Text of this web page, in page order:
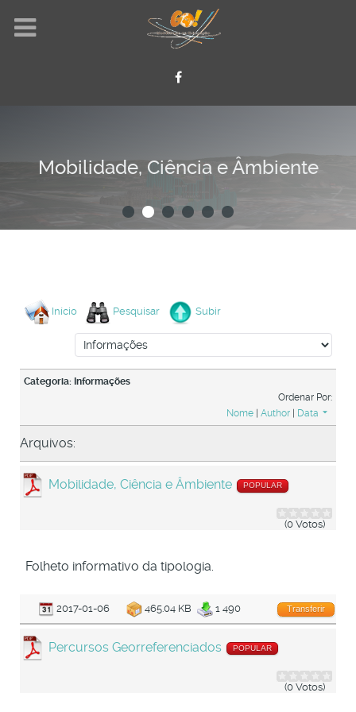
Mobilidade, Ciência e Âmbiente
Início Pesquisar Subir
Categoria: Informações
Ordenar Por:
Nome
Author Data
Arquivos:
Mobilidade, Ciência e Âmbiente POPULAR
(0 Votos)
Folheto informativo da tipologia.
2017-01-06 465.04 KB 1 490 Transferir
Percursos Georreferenciados POPULAR
(0 Votos)